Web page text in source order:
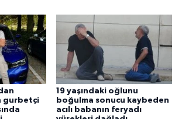
gurbetçi
19 yaşındaki oğlunu
boğulma sonucu kaybeden
acılı babanın feryadı